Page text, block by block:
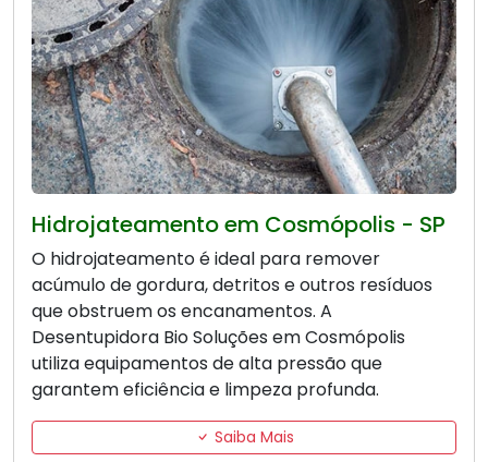
Hidrojateamento em Cosmópolis - SP
O hidrojateamento é ideal para remover
acúmulo de gordura, detritos e outros resíduos
que obstruem os encanamentos. A
Desentupidora Bio Soluções em Cosmópolis
utiliza equipamentos de alta pressão que
garantem eficiência e limpeza profunda.
Saiba Mais